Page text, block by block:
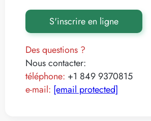
S'inscrire en ligne
Des questions ?
Nous contacter:
téléphone: +1 849 9370815
e-mail: [email protected]